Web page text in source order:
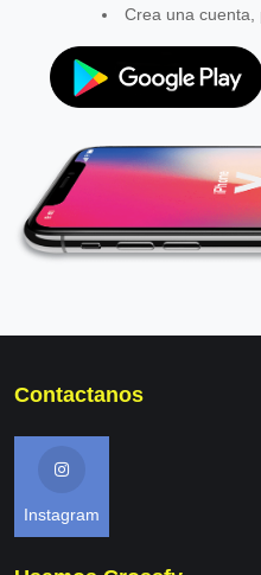
Crea una cuenta,
Contactanos
Instagram